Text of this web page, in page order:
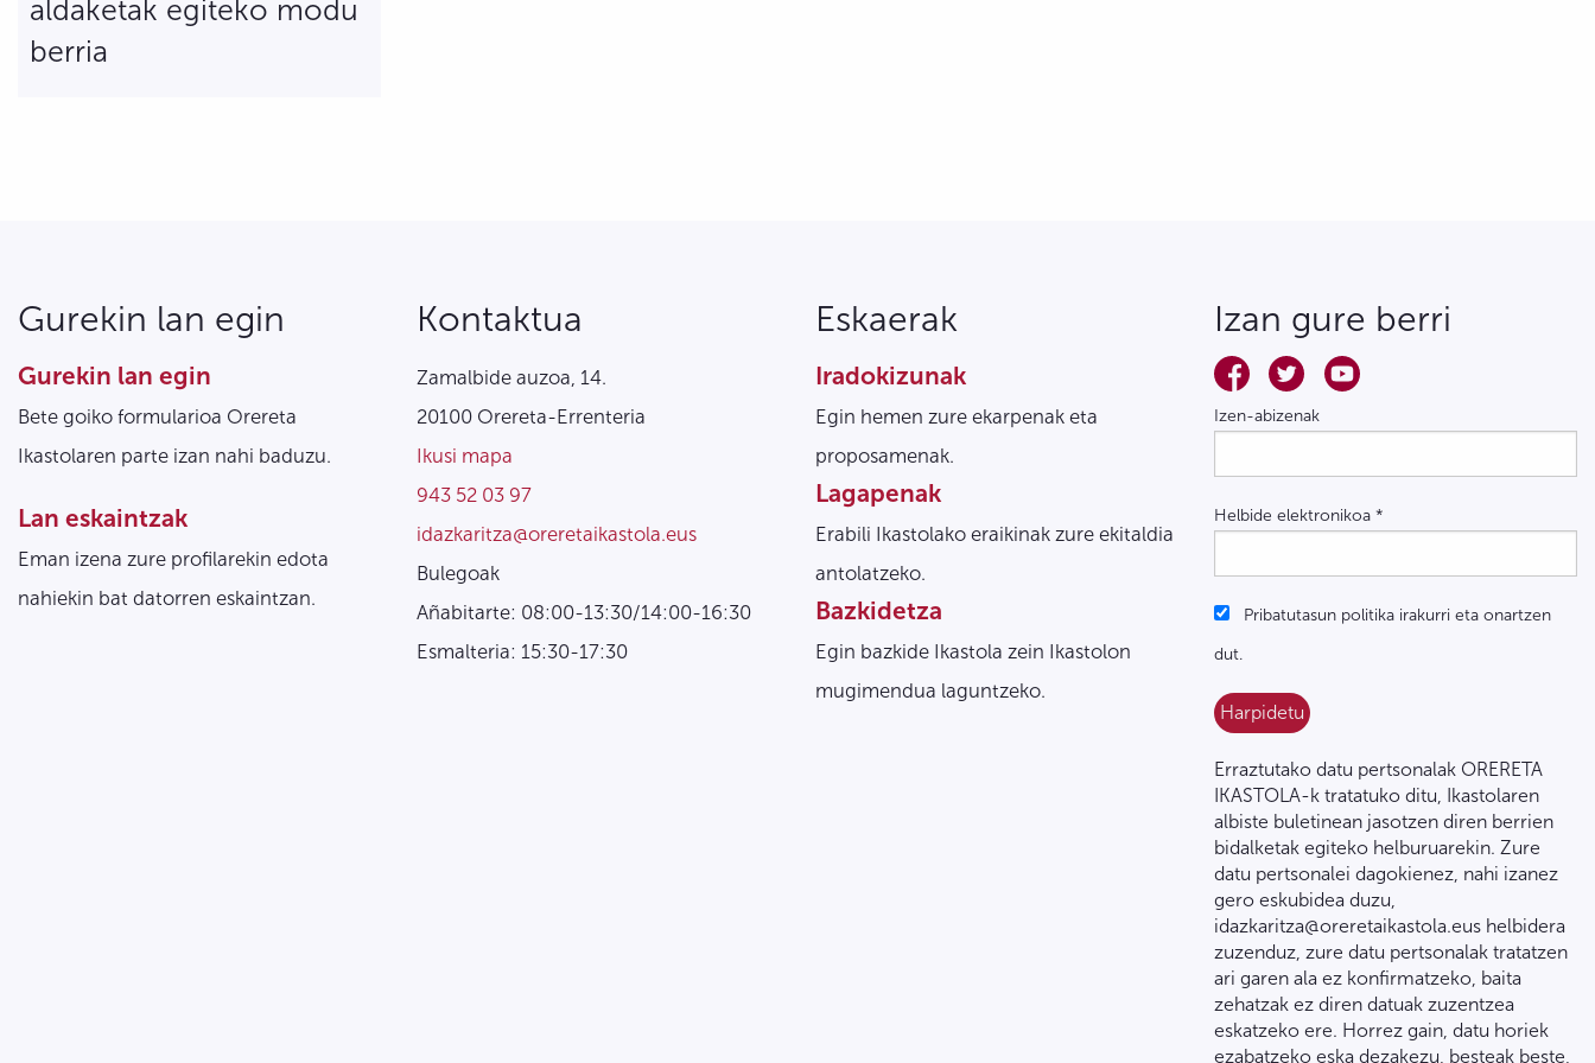
aldaketak egiteko modu
berria
Gurekin lan egin
Gurekin lan egin
Bete goiko formularioa Orereta
Ikastolaren parte izan nahi baduzu.
Lan eskaintzak
Eman izena zure profilarekin edota
nahiekin bat datorren eskaintzan.
Kontaktua
Zamalbide auzoa, 14.
20100 Orereta-Errenteria
Ikusi mapa
943 52 03 97
idazkaritza@oreretaikastola.eus
Bulegoak
Añabitarte: 08:00-13:30/14:00-16:30
Esmalteria: 15:30-17:30
Eskaerak
Iradokizunak
Egin hemen zure ekarpenak eta
proposamenak.
Lagapenak
Erabili Ikastolako eraikinak zure ekitaldia
antolatzeko.
Bazkidetza
Egin bazkide Ikastola zein Ikastolon
mugimendua laguntzeko.
Izan gure berri
Izen-abizenak
Helbide elektronikoa *
Pribatutasun politika irakurri eta onartzen
dut.
Erraztutako datu pertsonalak ORERETA
IKASTOLA-k tratatuko ditu, Ikastolaren
albiste buletinean jasotzen diren berrien
bidalketak egiteko helburuarekin. Zure
datu pertsonalei dagokienez, nahi izanez
gero eskubidea duzu,
idazkaritza@oreretaikastola.eus helbidera
zuzenduz, zure datu pertsonalak tratatzen
ari garen ala ez konfirmatzeko, baita
zehatzak ez diren datuak zuzentzea
eskatzeko ere. Horrez gain, datu horiek
ezabatzeko eska dezakezu, besteak beste,